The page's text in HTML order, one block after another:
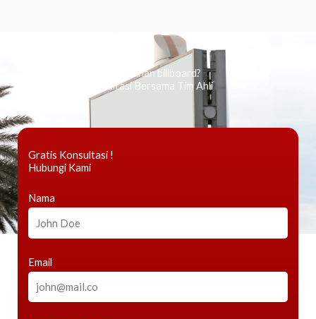
Ingin tahu tentang periklanan billboard?
Kami Berikan Konsultasi Bersama Tim Ahli
Gratis Konsultasi !
Hubungi Kami
Nama
Email